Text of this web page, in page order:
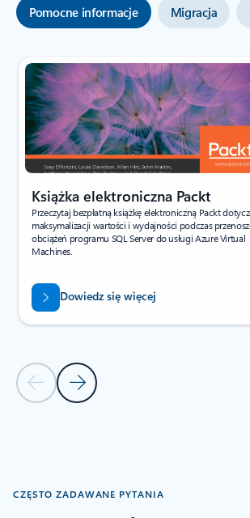
Pomocne informacje Migracja
Przewijanie sekcji Zasoby — sekcja karty
Poprzedni slajd — sekcja karty
Następny slajd — sekcja karty
Książka elektroniczna Packt
Przeczytaj bezpłatną książkę elektroniczną Packt
maksymalizacji wartości i wydajności podczas
obciążeń programu SQL Server do usługi Azure Virtual
Machines.
Dowiedz się więcej
CZĘSTO ZADAWANE PYTANIA